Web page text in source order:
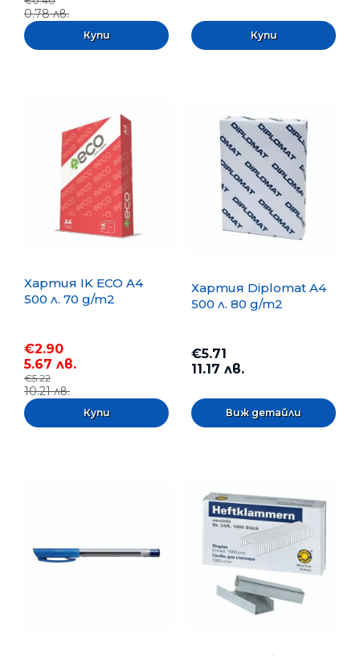
0.78 лв.
Хартия IK ECO A4
500 л. 70 g/m2
€2.90
5.67 лв.
€5.22
10.21 лв.
Хартия Diplomat A4
500 л. 80 g/m2
€5.71
11.17 лв.
Виж детайли